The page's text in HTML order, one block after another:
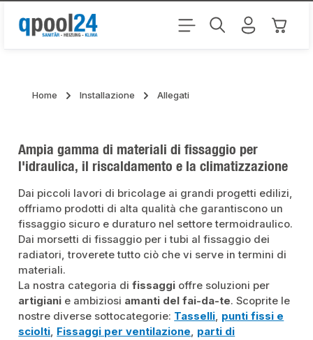
Passa al contenuto principale Il
Home Installazione Allegati
Ampia gamma di materiali di fissaggio per
l'idraulica, il riscaldamento e la climatizzazione
Dai piccoli lavori di bricolage ai grandi progetti edilizi,
offriamo prodotti di alta qualità che garantiscono un
fissaggio sicuro e duraturo nel settore termoidraulico.
Dai morsetti di fissaggio per i tubi al fissaggio dei
radiatori, troverete tutto ciò che vi serve in termini di
materiali.
La nostra categoria difissaggi offre soluzioni per
artigiani e ambiziosi amanti del fai-da-te. Scoprite le
nostre diverse sottocategorie: Tasselli, punti fissi e
sciolti, Fissaggi per ventilazione, parti di